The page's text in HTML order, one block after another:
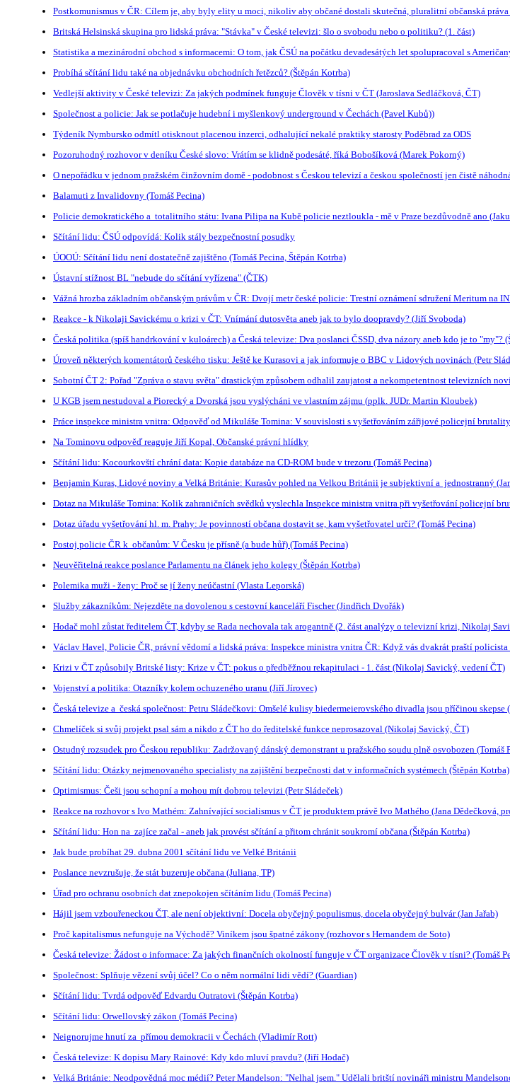
Postkomunismus v ČR: Cílem je, aby byly elity u moci, nikoliv aby občané dostali skutečná, pluralitní občanská
Britská Helsinská skupina pro lidská práva: "Stávka" v České televizi: šlo o svobodu nebo o politiku? (1. část)
Statistika a mezinárodní obchod s informacemi: O tom, jak ČSÚ na počátku devadesátých let spolupracoval s
Probíhá sčítání lidu také na objednávku obchodních řetězců? (Štěpán Kotrba)
Vedlejší aktivity v České televizi: Za jakých podmínek funguje Člověk v tísni v ČT (Jaroslava Sedláčková, ČT)
Společnost a policie: Jak se potlačuje hudební i myšlenkový underground v Čechách (Pavel Kubů))
Týdeník Nymbursko odmítl otisknout placenou inzerci, odhalující nekalé praktiky starosty Poděbrad za ODS
Pozoruhodný rozhovor v deníku České slovo: Vrátím se klidně podesáté, říká Bobošíková (Marek Pokorný)
O nepořádku v jednom pražském činžovním domě - podobnost s Českou televizí a českou společností jen čistě
Balamuti z Invalidovny (Tomáš Pecina)
Policie demokratického a totalitního státu: Ivana Pilipa na Kubě policie neztloukla - mě v Praze bezdůvodně ano
Sčítání lidu: ČSÚ odpovídá: Kolik stály bezpečnostní posudky
ÚOOÚ: Sčítání lidu není dostatečně zajištěno (Tomáš Pecina, Štěpán Kotrba)
Ústavní stížnost BL "nebude do sčítání vyřízena" (ČTK)
Vážná hrozba základním občanským právům v ČR: Dvojí metr české policie: Trestní oznámení sdružení Meritum na
Reakce - k Nikolaji Savickému o krizi v ČT: Vnímání dutosvěta aneb jak to bylo doopravdy? (Jiří Svoboda)
Česká politika (spíš handrkování v kuloárech) a Česká televize: Dva poslanci ČSSD, dva názory aneb kdo je to "my"?
Úroveň některých komentátorů českého tisku: Ještě ke Kurasovi a jak informuje o BBC v Lidových novinách (Petr
Sobotní ČT 2: Pořad "Zpráva o stavu světa" drastickým způsobem odhalil zaujatost a nekompetentnost televizních
U KGB jsem nestudoval a Piorecký a Dvorská jsou vyslýcháni ve vlastním zájmu (pplk. JUDr. Martin Kloubek)
Práce inspekce ministra vnitra: Odpověď od Mikuláše Tomina: V souvislosti s vyšetřováním zářijové policejní
Na Tominovu odpověď reaguje Jiří Kopal, Občanské právní hlídky
Sčítání lidu: Kocourkovští chrání data: Kopie databáze na CD-ROM bude v trezoru (Tomáš Pecina)
Benjamin Kuras, Lidové noviny a Velká Británie: Kurasův pohled na Velkou Británii je subjektivní a jednostranný
Dotaz na Mikuláše Tomina: Kolik zahraničních svědků vyslechla Inspekce ministra vnitra při vyšetřování policejní
Dotaz úřadu vyšetřování hl. m. Prahy: Je povinností občana dostavit se, kam vyšetřovatel určí? (Tomáš Pecina)
Postoj policie ČR k občanům: V Česku je přísně (a bude hůř) (Tomáš Pecina)
Neuvěřitelná reakce poslance Parlamentu na článek jeho kolegy (Štěpán Kotrba)
Polemika muži - ženy: Proč se jí ženy neúčastní (Vlasta Leporská)
Služby zákazníkům: Nejezděte na dovolenou s cestovní kanceláří Fischer (Jindřich Dvořák)
Hodač mohl zůstat ředitelem ČT, kdyby se Rada nechovala tak arogantně (2. část analýzy o televizní krizi, Nikolaj
Václav Havel, Policie ČR, právní vědomí a lidská práva: Inspekce ministra vnitra ČR: Když vás dvakrát praští
Krizi v ČT způsobily Britské listy: Krize v ČT: pokus o předběžnou rekapitulaci - 1. část (Nikolaj Savický, vedení ČT)
Vojenství a politika: Otazníky kolem ochuzeného uranu (Jiří Jírovec)
Česká televize a česká společnost: Petru Sládečkovi: Omšelé kulisy biedermeierovského divadla jsou příčinou skepse
Chmelíček si svůj projekt psal sám a nikdo z ČT ho do ředitelské funkce neprosazoval (Nikolaj Savický, ČT)
Ostudný rozsudek pro Českou republiku: Zadržovaný dánský demonstrant u pražského soudu plně osvobozen (Tomáš
Sčítání lidu: Otázky nejmenovaného specialisty na zajištění bezpečnosti dat v informačních systémech (Štěpán Kotrba)
Optimismus: Češi jsou schopní a mohou mít dobrou televizi (Petr Sládeček)
Reakce na rozhovor s Ivo Mathém: Zahnívající socialismus v ČT je produktem právě Ivo Mathého (Jana Dědečková,
Sčítání lidu: Hon na zajíce začal - aneb jak provést sčítání a přitom chránit soukromí občana (Štěpán Kotrba)
Jak bude probíhat 29. dubna 2001 sčítání lidu ve Velké Británii
Poslance nevzrušuje, že stát buzeruje občana (Juliana, TP)
Úřad pro ochranu osobních dat znepokojen sčítáním lidu (Tomáš Pecina)
Hájil jsem vzbouřeneckou ČT, ale není objektivní: Docela obyčejný populismus, docela obyčejný bulvár (Jan Jařab)
Proč kapitalismus nefunguje na Východě? Viníkem jsou špatné zákony (rozhovor s Hernandem de Soto)
Česká televize: Žádost o informace: Za jakých finančních okolností funguje v ČT organizace Člověk v tísni? (Tomáš
Společnost: Splňuje vězení svůj účel? Co o něm normální lidi vědí? (Guardian)
Sčítání lidu: Tvrdá odpověď Edvardu Outratovi (Štěpán Kotrba)
Sčítání lidu: Orwellovský zákon (Tomáš Pecina)
Neignorujme hnutí za přímou demokracii v Čechách (Vladimír Rott)
Česká televize: K dopisu Mary Rainové: Kdy kdo mluví pravdu? (Jiří Hodač)
Velká Británie: Neodpovědná moc médií? Peter Mandelson: "Nelhal jsem." Udělali britští novináři ministru